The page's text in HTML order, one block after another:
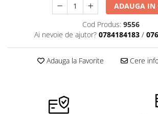
ADAUGA IN
Cod Produs: 9556
Ai nevoie de ajutor? 0784184183 /
Adauga la Favorite Cere